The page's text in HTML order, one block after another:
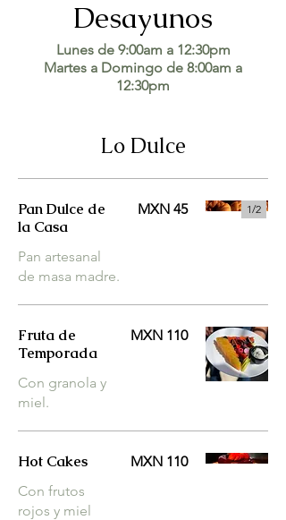
Desayunos
Lunes de 9:00am a 12:30pm
Martes a Domingo de 8:00am a
12:30pm
Lo Dulce
Pan Dulce de
la Casa
Pan artesanal
de masa madre.
MXN 45 1/2
Fruta de
Temporada
Con granola y
miel.
MXN 110
Hot Cakes
Con frutos
rojos y miel
MXN 110